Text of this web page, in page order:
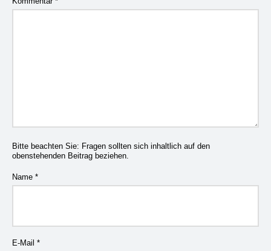
Bitte beachten Sie: Fragen sollten sich inhaltlich auf den
obenstehenden Beitrag beziehen.
Name *
E-Mail *